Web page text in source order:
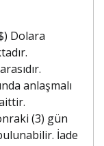
Dolara
anlaşmalı
(3) gün
İade